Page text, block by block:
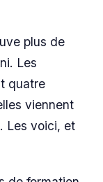
plus de
Les
quatre
viennent
Les voici, et